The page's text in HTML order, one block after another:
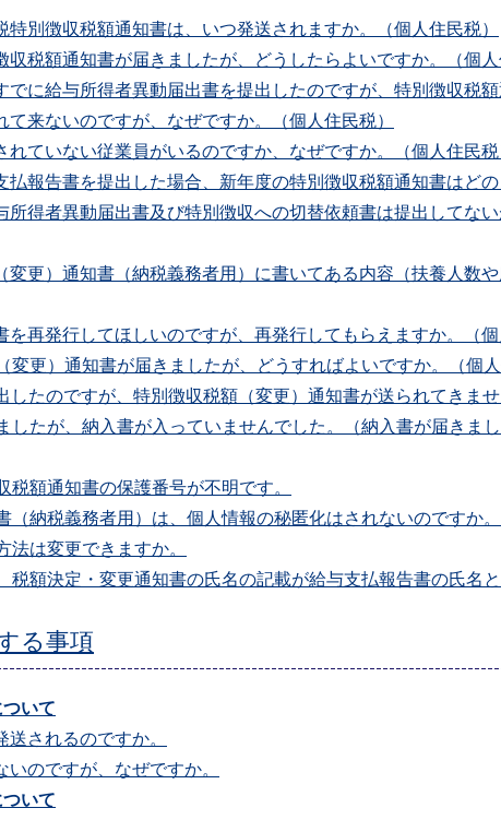
別徴収税額通知書は、いつ発送されますか。（個人住民税）
税額通知書が届きましたが、どうしたらよいですか。（個人
に給与所得者異動届出書を提出したのですが、特別徴収税
来ないのですが、なぜですか。（個人住民税）
ていない従業員がいるのですか、なぜですか。（個人住民税
報告書を提出した場合、新年度の特別徴収税額通知書はど
所得者異動届出書及び特別徴収への切替依頼書は提出してな
変更）通知書（納税義務者用）に書いてある内容（扶養人数
再発行してほしいのですが、再発行してもらえますか。（個
変更）通知書が届きましたが、どうすればよいですか。（個人
したのですが、特別徴収税額（変更）通知書が送られてきま
したが、納入書が入っていませんでした。（納入書が届きま
額通知書の保護番号が不明です。
（納税義務者用）は、個人情報の秘匿化はされないのですか。
は変更できますか。
税額決定・変更通知書の氏名の記載が給与支払報告書の氏名
る事項
いて
されるのですか。
のですが、なぜですか。
いて